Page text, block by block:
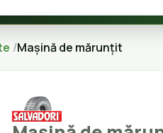
Mașină de mărunțit